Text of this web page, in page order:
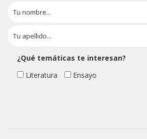
¿Qué temáticas te interesan?
Literatura
Ensayo